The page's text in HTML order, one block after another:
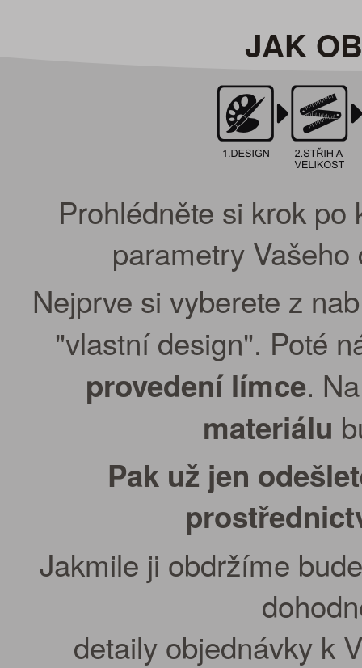
JAK
Prohlédněte si krok
parametry
Nejprve si vyberete z
"vlastní design". Poté
provedení límce.
materiálu
Pak už jen
Jakmile ji obdržíme
detaily objednávky k